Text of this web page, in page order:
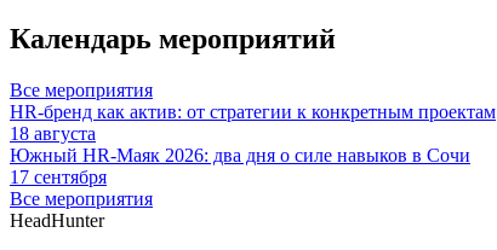
Календарь мероприятий
Все мероприятия
HR-бренд как актив: от стратегии к конкретным проектам
18 августа
Южный HR-Маяк 2026: два дня о силе навыков в Сочи
17 сентября
Все мероприятия
HeadHunter